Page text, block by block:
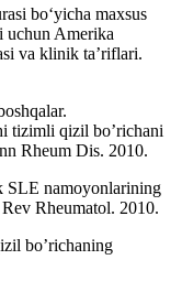
bo‘yicha maxsus
uchun Amerika
va klinik ta’riflari.
tizimli qizil bo’richani
Rheum Dis. 2010.
SLE namoyonlarining
Rheumatol. 2010.
bo’richaning